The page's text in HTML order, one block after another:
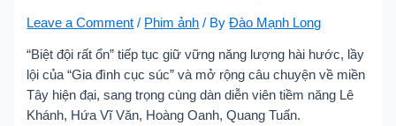
Leave a Comment / Phim ảnh / ByĐào Mạnh Long
“Biệt đội rất ổn” tiếp tục giữ vững năng lượng hài hước, lầy
lội của “Gia đình cục súc” và mở rộng câu chuyện về miền
Tây hiện đại, sang trọng cùng dàn diễn viên tiềm năng Lê
Khánh, Hứa Vĩ Văn, Hoàng Oanh, Quang Tuấn.